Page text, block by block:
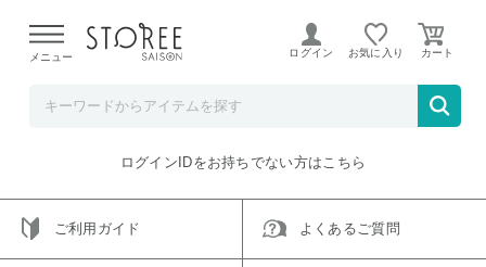
よる配送遅延が発生しております。
メニュー ログイン お気に入り
ご指定のアイテムは取り扱い終了、またはただいま取り扱い
トップへ戻る
ログインIDをお持ちでない方はこちら
ご利用ガイド よくあるご質問